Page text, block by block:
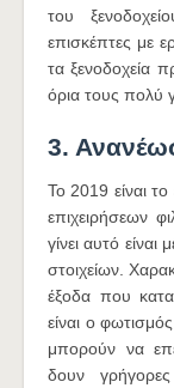
του
επισκέπτες με
τα ξενοδοχεία
όρια τους πολύ
3.
Το 2019 είναι
επιχειρήσεων
γίνει αυτό
στοιχείων.
έξοδα που
είναι ο
μπορούν να
δουν